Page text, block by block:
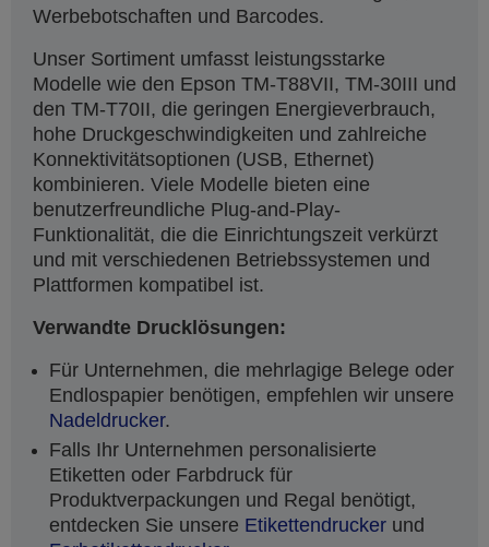
Werbebotschaften und Barcodes.
Unser Sortiment umfasst leistungsstarke
Modelle wie den Epson TM-T88VII, TM-30III und
den TM-T70II, die geringen Energieverbrauch,
hohe Druckgeschwindigkeiten und zahlreiche
Konnektivitätsoptionen (USB, Ethernet)
kombinieren. Viele Modelle bieten eine
benutzerfreundliche Plug-and-Play-
Funktionalität, die die Einrichtungszeit verkürzt
und mit verschiedenen Betriebssystemen und
Plattformen kompatibel ist.
Verwandte Drucklösungen:
Für Unternehmen, die mehrlagige Belege oder
Endlospapier benötigen, empfehlen wir unsere
Nadeldrucker.
Falls Ihr Unternehmen personalisierte
Etiketten oder Farbdruck für
Produktverpackungen und Regal benötigt,
entdecken Sie unsere Etikettendrucker und